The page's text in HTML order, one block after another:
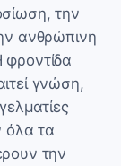
την
ανθρώπινη
γνώση,
όλα τα
την